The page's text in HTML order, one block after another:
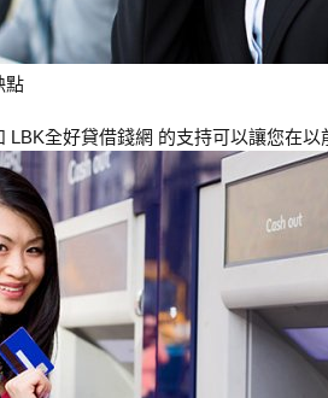
點
LBK全好貸借錢網 的支持可以讓您在